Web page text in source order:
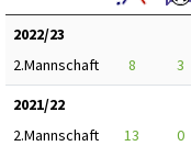
2022/23
2.Mannschaft
8 3
2021/22
2.Mannschaft
13 0